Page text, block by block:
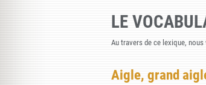
LE
Au travers de ce lexique,
Aigle, grand